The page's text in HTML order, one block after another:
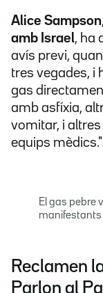
Alice Sampson
amb Israel, ha
avís previ,
tres vegades, i
gas
amb asfíxia,
vomitar, i
equips mèdics."
El gas pebre
manifestants
Reclamen
Parlon al